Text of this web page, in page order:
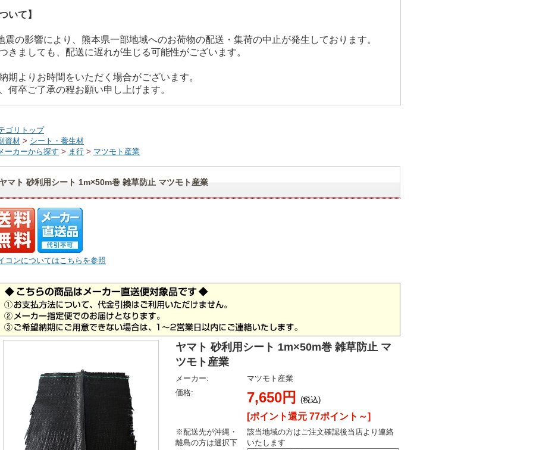
いて】
の影響により、熊本県一部地域へのお荷物の配送・集荷の中止が発生しております。
きましても、配送に遅れが生じる可能性がございます。
期よりお時間をいただく場合がございます。
何卒ご了承の程お願い申し上げます。
ゴリトップ
資材 > シート・養生材
ーカーから探す > ま行 > マツモト産業
マト 砂利用シート 1m×50m巻 雑草防止 マツモト産業
コンについてはこちらを参照
ヤマト 砂利用シート 1m×50m巻 雑草防止 マ
ツモト産業
メーカー:
マツモト産業
価格:
7,650円 (税込)
[ポイント還元 77ポイント～]
※配送先が沖縄・
離島の方は選択下
該当地域の方はご注文確認後当店より連絡
いたします